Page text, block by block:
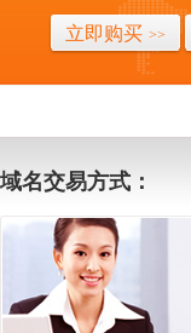
立即购买 >>
域名交易方式：